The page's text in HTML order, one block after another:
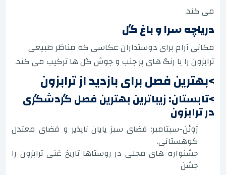
می کند.
دریاچه سرا و باغ گل
مکانی آرام برای دوستداران عکاسی که مناظر طبیعی
ترابزون را با رنگ های پر جنب و جوش گل ها ترکیب می کند.
>بهترین فصل برای بازدید از ترابزون
>تابستان: زیباترین بهترین فصل گردشگری
در ترابزون
ژوئن-سپتامبر: فضای سبز پایان ناپذیر و فضای معتدل
کوهستانی.
جشنواره های محلی در روستاها تاریخ غنی ترابزون را
جشن